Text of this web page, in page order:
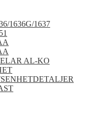
1636G/1637
AL-KO